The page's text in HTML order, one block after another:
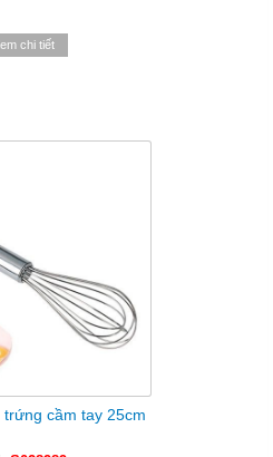
chi tiết
trứng cầm tay 25cm